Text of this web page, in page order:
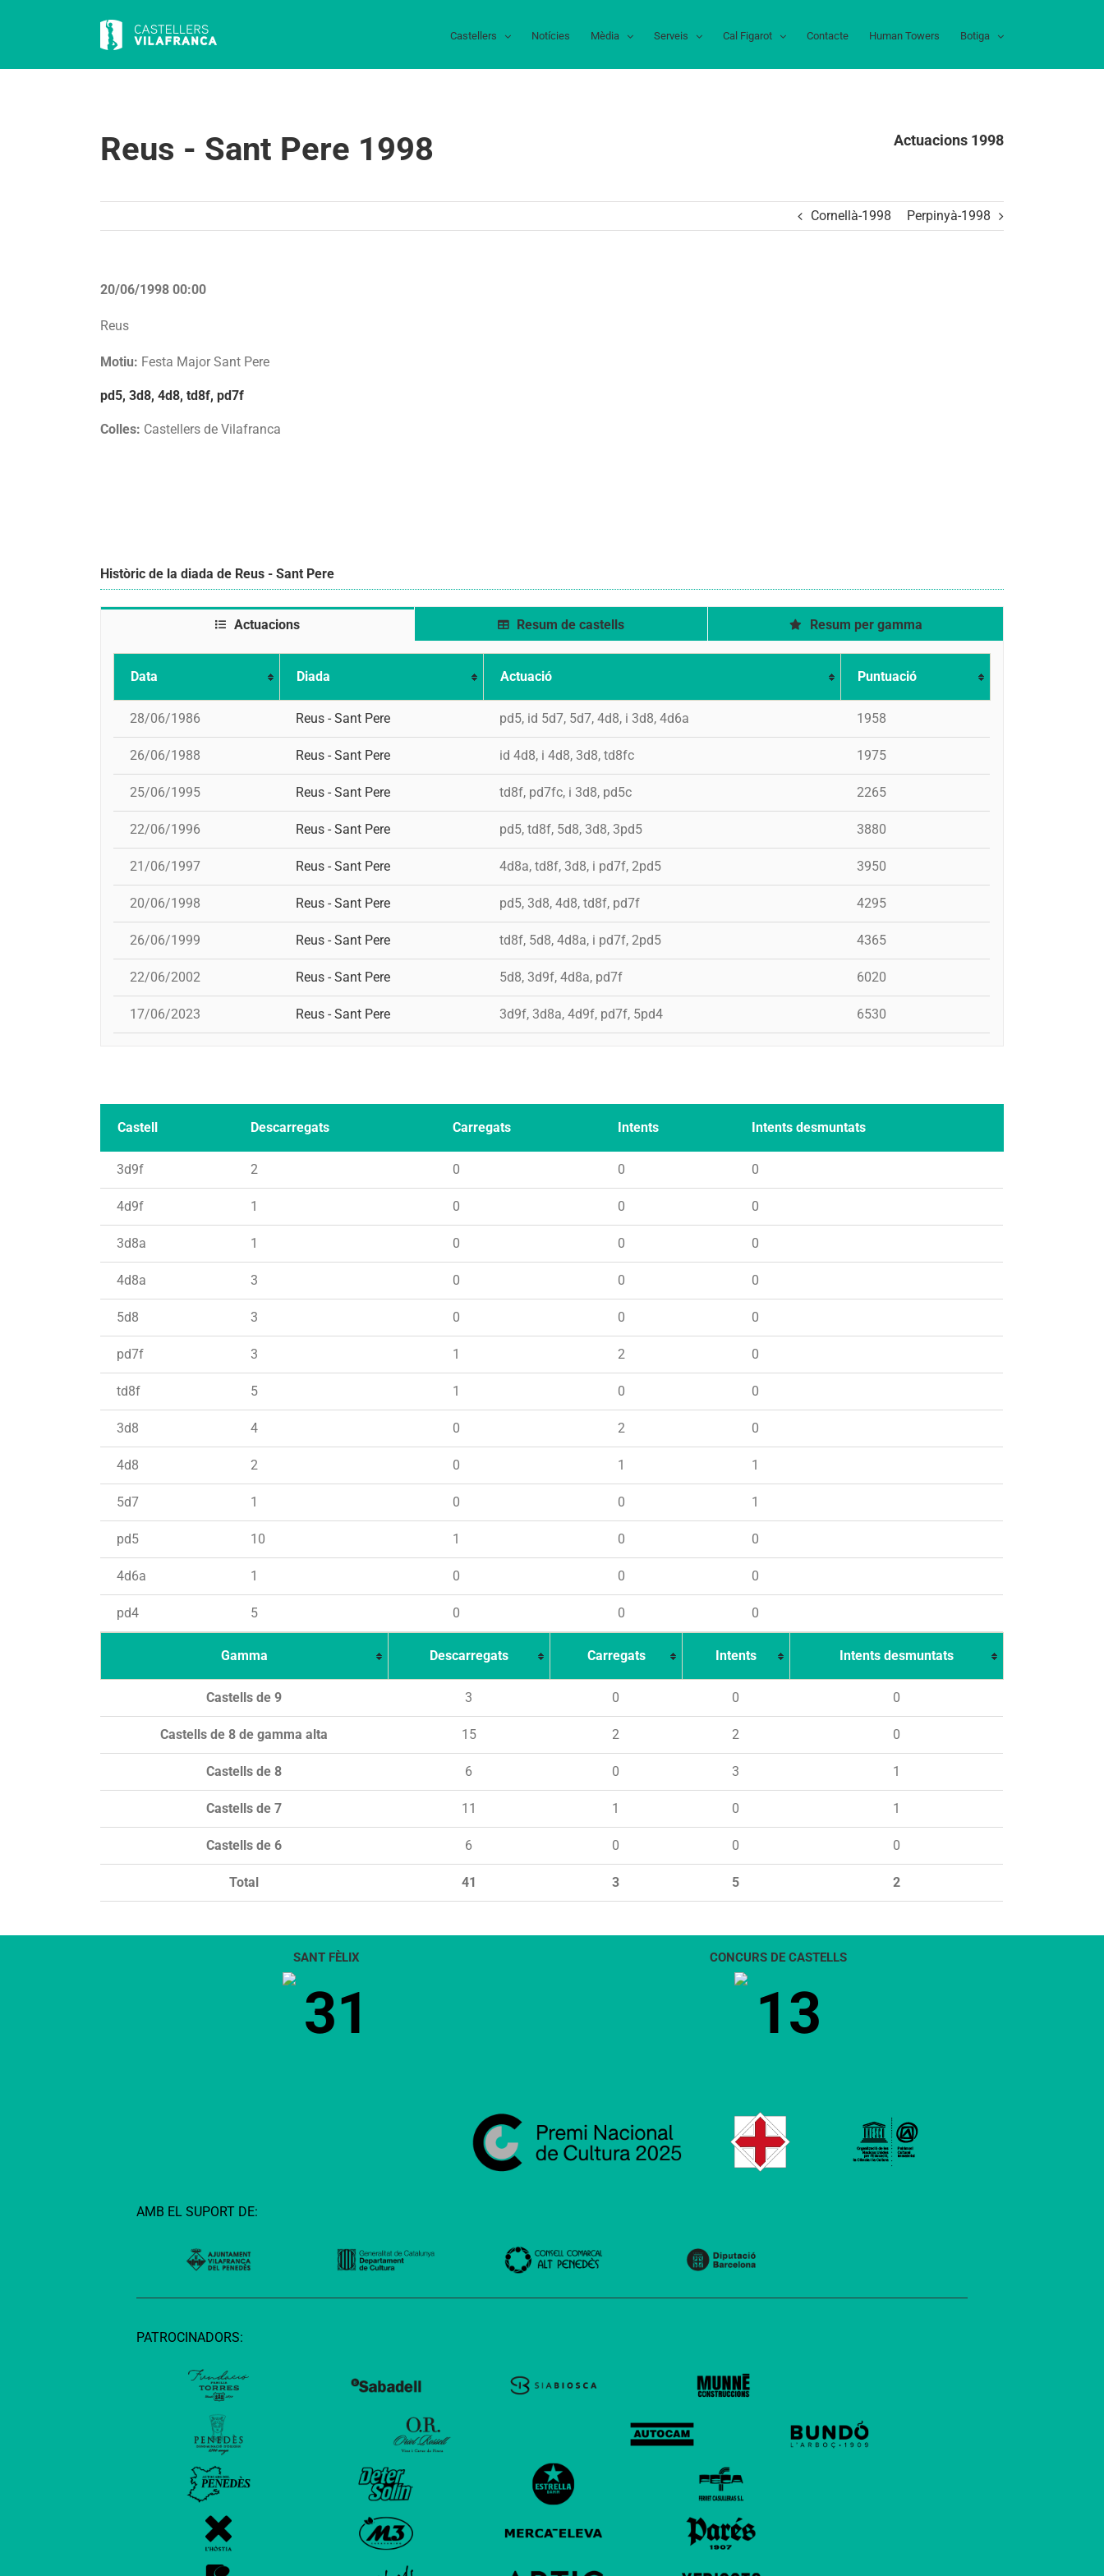
Castellers Notícies Mèdia Serveis Cal Figarot Contacte Human Towers Botiga
Reus - Sant Pere 1998 Actuacions 1998
Cornellà-1998 Perpinyà-1998
20/06/1998 00:00
Reus
Motiu: Festa Major Sant Pere
pd5, 3d8, 4d8, td8f, pd7f
Colles: Castellers de Vilafranca
Històric de la diada de Reus - Sant Pere
Actuacions Resum de castells Resum per gamma
Data Diada Actuació Puntuació
28/06/1986 Reus - Sant Pere pd5, id 5d7, 5d7, 4d8, i 3d8, 4d6a 1958
26/06/1988 Reus - Sant Pere id 4d8, i 4d8, 3d8, td8fc 1975
25/06/1995 Reus - Sant Pere td8f, pd7fc, i 3d8, pd5c 2265
22/06/1996 Reus - Sant Pere pd5, td8f, 5d8, 3d8, 3pd5 3880
21/06/1997 Reus - Sant Pere 4d8a, td8f, 3d8, i pd7f, 2pd5 3950
20/06/1998 Reus - Sant Pere pd5, 3d8, 4d8, td8f, pd7f 4295
26/06/1999 Reus - Sant Pere td8f, 5d8, 4d8a, i pd7f, 2pd5 4365
22/06/2002 Reus - Sant Pere 5d8, 3d9f, 4d8a, pd7f 6020
17/06/2023 Reus - Sant Pere 3d9f, 3d8a, 4d9f, pd7f, 5pd4 6530
Castell Descarregats Carregats Intents Intents desmuntats
3d9f 2 0 0 0
4d9f 1 0 0 0
3d8a 1 0 0 0
4d8a 3 0 0 0
5d8 3 0 0 0
pd7f 3 1 2 0
td8f 5 1 0 0
3d8 4 0 2 0
4d8 2 0 1 1
5d7 1 0 0 1
pd5 10 1 0 0
4d6a 1 0 0 0
pd4 5 0 0 0
Gamma Descarregats Carregats Intents Intents desmuntats
Total 41 3 5 2
Castells de 9 3 0 0 0
Castells de 8 de gamma alta 15 2 2 0
Castells de 8 6 0 3 1
Castells de 7 11 1 0 1
Castells de 6 6 0 0 0
SANT FÈLIX
31
CONCURS DE CASTELLS
13
AMB EL SUPORT DE:
PATROCINADORS: